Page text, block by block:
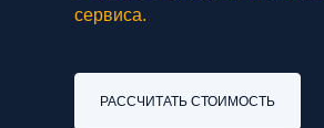
сервиса.
РАССЧИТАТЬ СТОИМОСТЬ